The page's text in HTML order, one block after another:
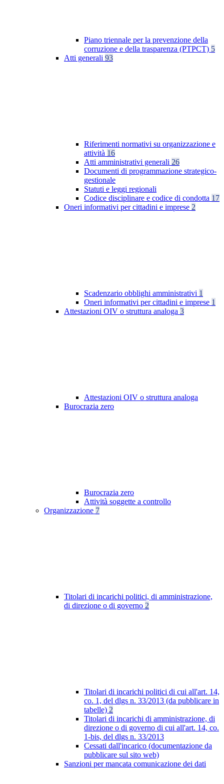
Piano triennale per la prevenzione della
corruzione e della trasparenza (PTPCT) 5
Atti generali 93
Riferimenti normativi su organizzazione e
attività 16
Atti amministrativi generali 26
Documenti di programmazione strategico-
gestionale
Statuti e leggi regionali
Codice disciplinare e codice di condotta 17
Oneri informativi per cittadini e imprese 2
Scadenzario obblighi amministrativi 1
Oneri informativi per cittadini e imprese 1
Attestazioni OIV o struttura analoga 3
Attestazioni OIV o struttura analoga
Burocrazia zero
Burocrazia zero
Attività soggette a controllo
Organizzazione 7
Titolari di incarichi politici, di amministrazione,
di direzione o di governo 2
Titolari di incarichi politici di cui all'art. 14,
co. 1, del dlgs n. 33/2013 (da pubblicare in
tabelle) 2
Titolari di incarichi di amministrazione, di
direzione o di governo di cui all'art. 14, co.
1-bis, del dlgs n. 33/2013
Cessati dall'incarico (documentazione da
pubblicare sul sito web)
Sanzioni per mancata comunicazione dei dati